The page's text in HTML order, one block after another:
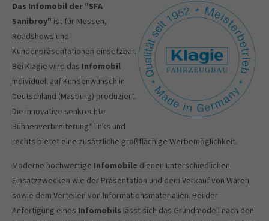
Das Infomobil der "SFA
Sanibroy" ist für Messen,
Roadshows und
Kundenpräsentationen einsetzbar.
Bei Klagie wird das Infomobil
individuell auf Kundenwunsch in
Deutschland (Masburg) produziert.
Die innovative senkrechte
Bühnenverbreiterung* links und
rechts bietet eine zusätzliche großflächige Werbemöglichkeit.
Moderne hochwertige Infomobile dienen unterschiedlichen
Einsatzzwecken wie der Präsentation und dem Verkauf von Waren
sowie dem Verteilen von Informationsmaterialien. Bei der
Anfertigung eines Infomobils lässt sich das Grundmodell nach den